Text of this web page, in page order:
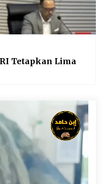
Tetapkan Lima